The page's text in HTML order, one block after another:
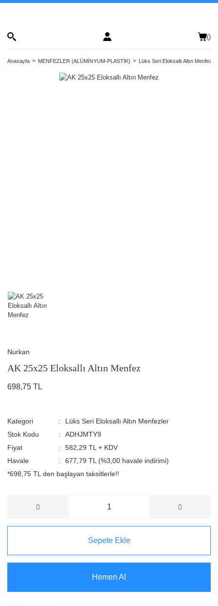
()
Anasayfa MENFEZLER (ALÜMİNYUM-PLASTİK) Lüks Seri Eloksallı Altın Menfezler
Nurkan
AK 25x25 Eloksallı Altın Menfez
698,75 TL
Kategori
Lüks Seri Eloksallı Altın Menfezler
Stok Kodu
ADHJMTY9
Fiyat
582,29 TL + KDV
Havale
677,79 TL (%3,00 havale indirimi)
*698,75 TL den başlayan taksitlerle!!
Sepete Ekle
Hemen Al